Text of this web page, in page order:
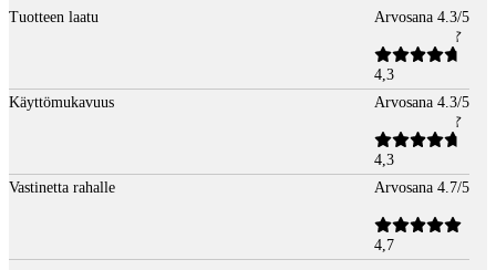
Tuotteen laatu Arvosana 4.3/5
4,3
Käyttömukavuus
Arvosana 4.3/5
4,3
Vastinetta rahalle
Arvosana 4.7/5
4,7